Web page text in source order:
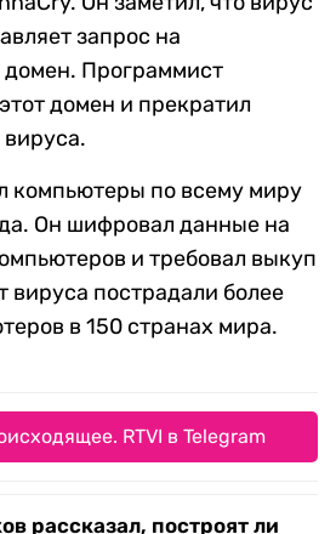
запрос на
Программист
домен и прекратил
компьютеры по всему миру
Он шифровал данные на
и требовал выкуп
вируса пострадали более
в 150 странах мира.
RTVI в Telegram
рассказал, построят ли